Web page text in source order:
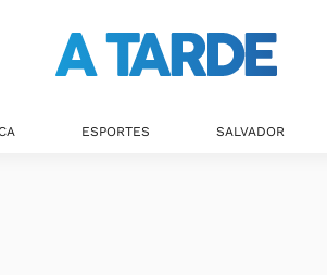
ESPORTES SALVADOR